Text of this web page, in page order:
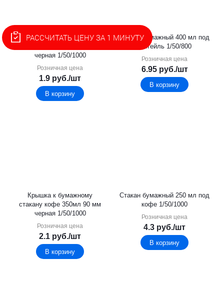
Крышка к бумажному
черная 1/50/1000
Розничная цена
1.9 руб./шт
В корзину
Стакан бумажный 400 мл под
коктейль 1/50/800
Розничная цена
6.95руб./шт
В корзину
Крышка к бумажному
стакану кофе 350мл 90 мм
черная 1/50/1000
Розничная цена
2.1 руб./шт
В корзину
Стакан бумажный 250 мл под
кофе 1/50/1000
Розничная цена
4.3 руб./шт
В корзину
РАССЧИТАТЬ ЦЕНУ ЗА 1 МИНУТУ